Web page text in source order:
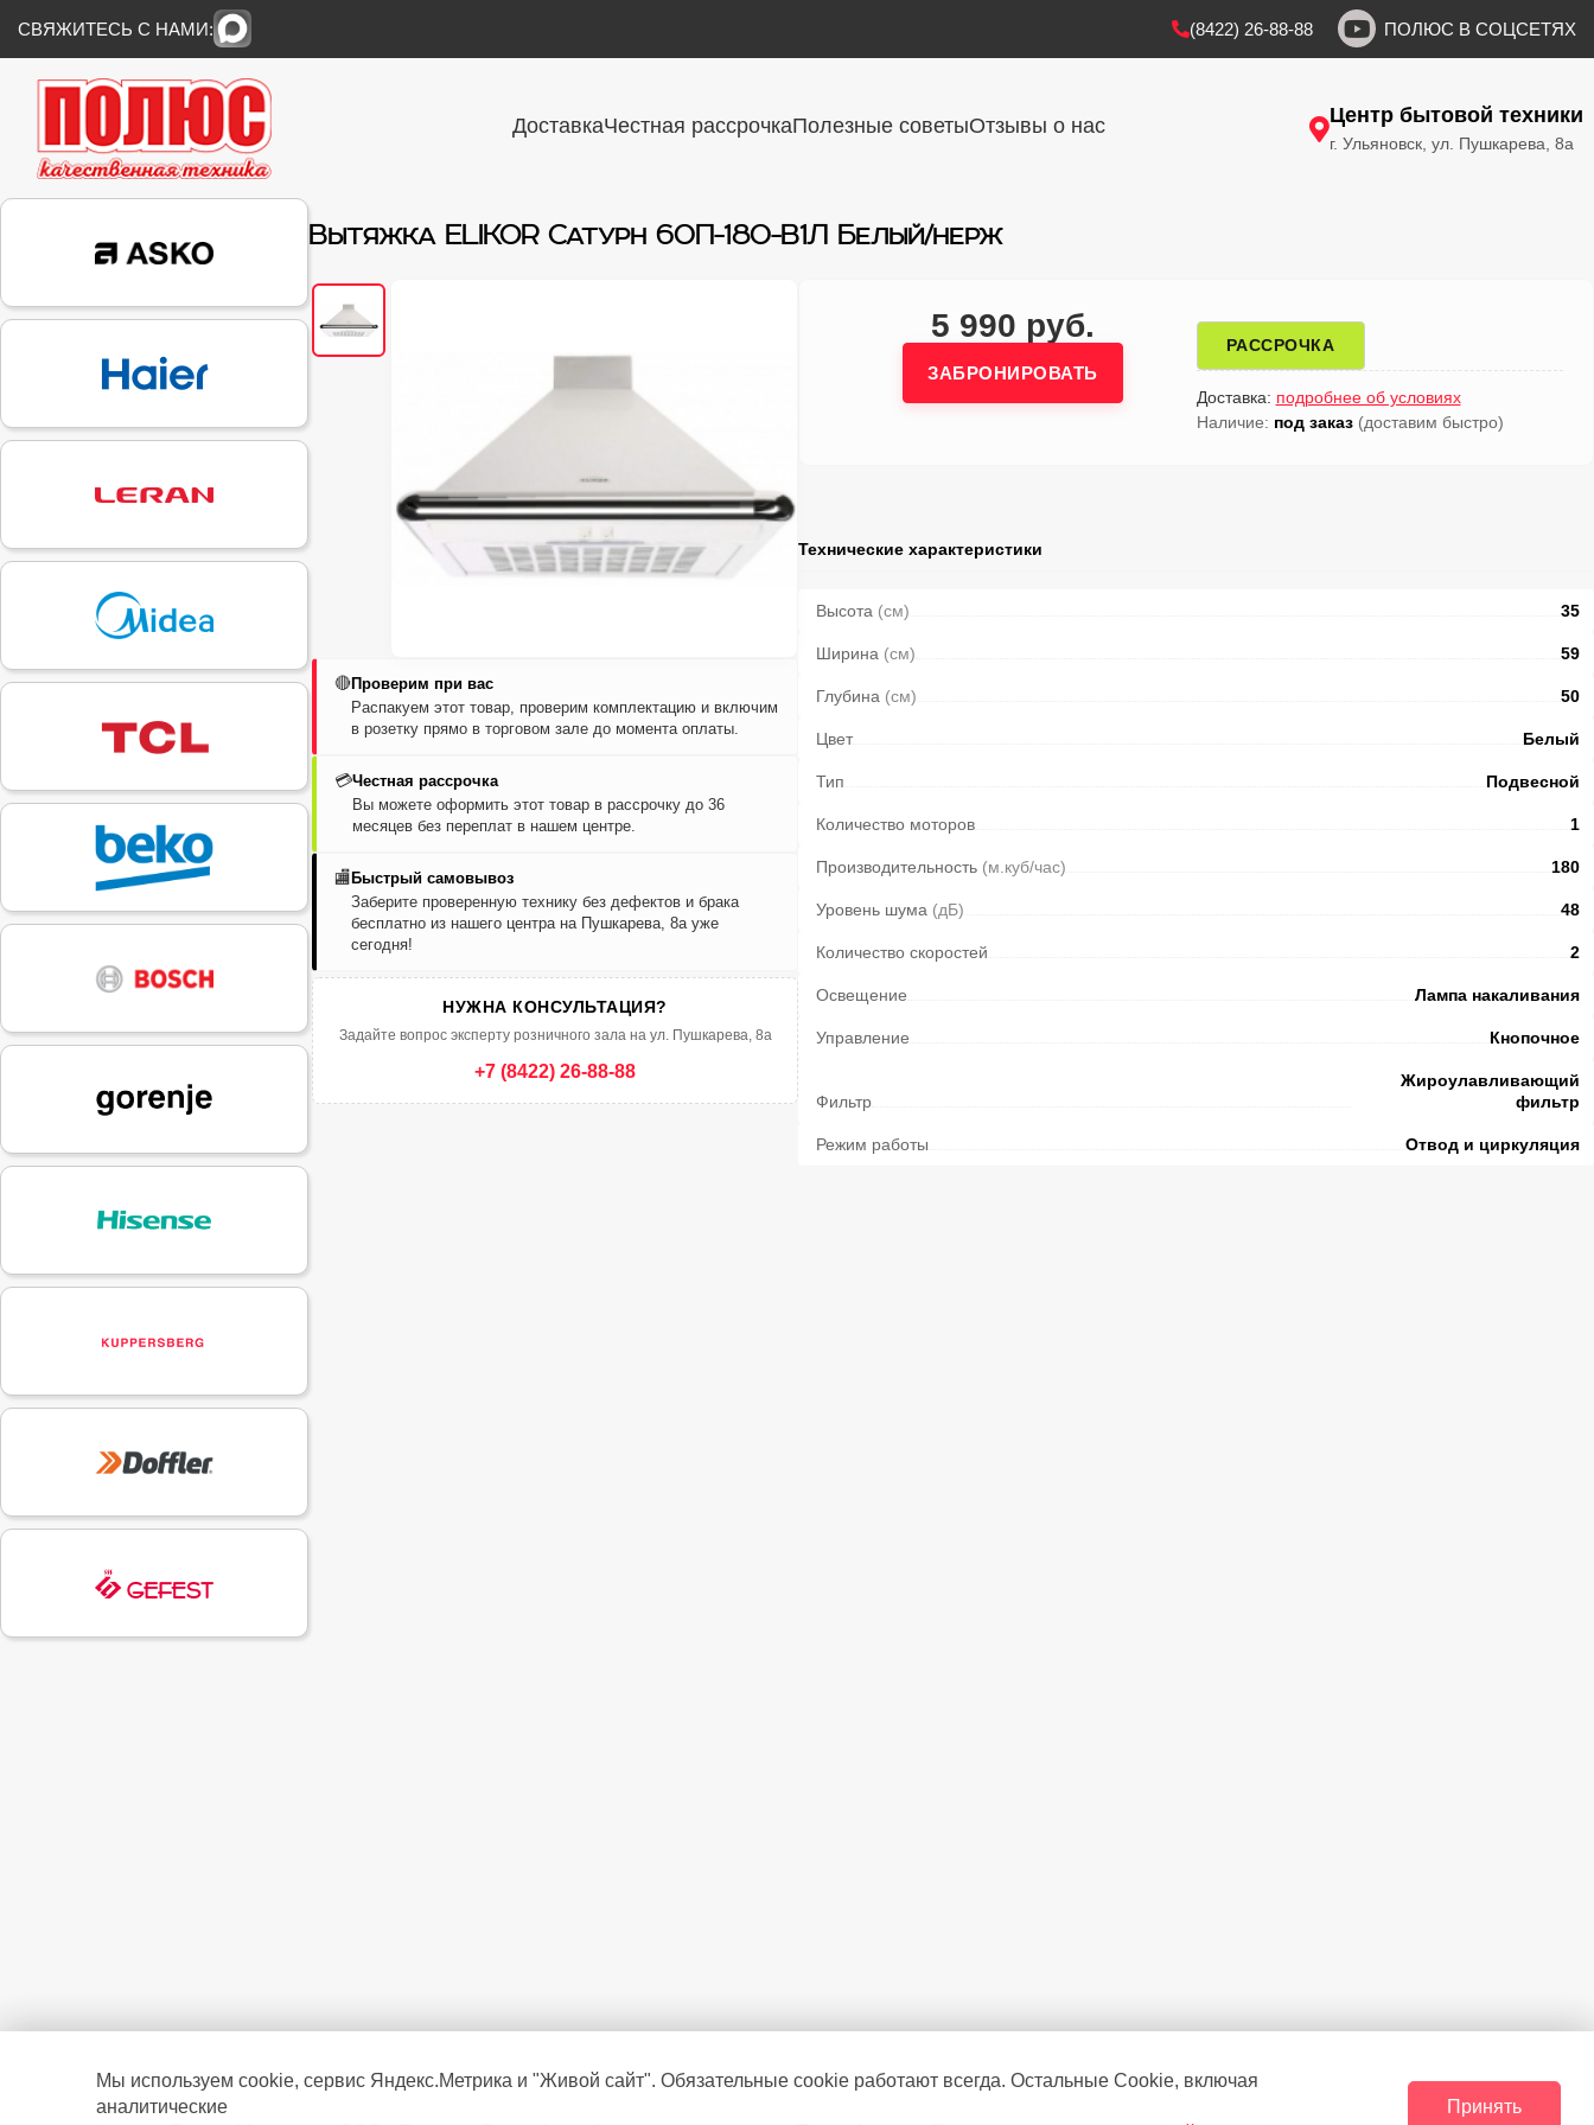
СВЯЖИТЕСЬ С НАМИ: (8422) 26-88-88 ПОЛЮС В СОЦСЕТЯХ
ДоставкаЧестная рассрочкаПолезные советыОтзывы о нас Центр бытовой техники
г. Ульяновск, ул. Пушкарева, 8а
Вытяжка ELIKOR Сатурн 60П-180-В1Л Белый/нерж
🔴Проверим при вас
Распакуем этот товар, проверим комплектацию и включим
в розетку прямо в торговом зале до момента оплаты.
💳Честная рассрочка
Вы можете оформить этот товар в рассрочку до 36
месяцев без переплат в нашем центре.
🏬 Быстрый самовывоз
Заберите проверенную технику без дефектов и брака
бесплатно из нашего центра на Пушкарева, 8а уже
сегодня!
НУЖНА КОНСУЛЬТАЦИЯ?
Задайте вопрос эксперту розничного зала на ул. Пушкарева, 8а
+7 (8422) 26-88-88
5 990 руб.
ЗАБРОНИРОВАТЬ
РАССРОЧКА
Доставка: подробнее об условиях
Наличие: под заказ(доставим быстро)
Технические характеристики
Высота (см) 35
Ширина (см) 59
Глубина (см) 50
Цвет Белый
Тип Подвесной
Количество моторов 1
Производительность (м.куб/час) 180
Уровень шума (дБ) 48
Количество скоростей 2
Освещение Лампа накаливания
Управление Кнопочное
Фильтр
Жироулавливающий
фильтр
Режим работы Отвод и циркуляция
Мы используем cookie, сервис Яндекс.Метрика и "Живой сайт". Обязательные cookie работают всегда. Остальные Сookie, включая
аналитические
Принять